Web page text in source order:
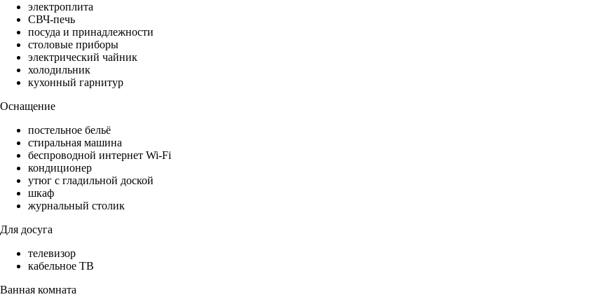
электроплита
СВЧ-печь
посуда и принадлежности
столовые приборы
электрический чайник
холодильник
кухонный гарнитур
Оснащение
постельное бельё
стиральная машина
беспроводной интернет Wi-Fi
кондиционер
утюг с гладильной доской
шкаф
журнальный столик
Для досуга
телевизор
кабельное ТВ
Ванная комната